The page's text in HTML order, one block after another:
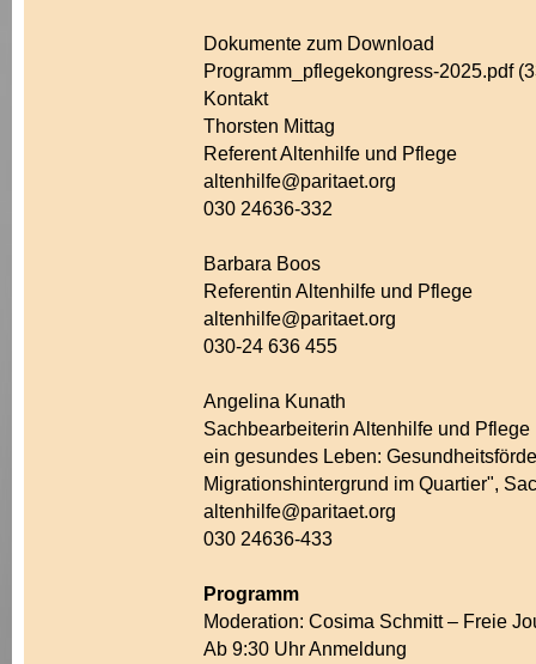
Dokumente zum Download
Programm_pflegekongress-2025.pdf
Kontakt
Thorsten Mittag
Referent Altenhilfe und Pflege
altenhilfe@paritaet.org
030 24636-332
Barbara Boos
Referentin Altenhilfe und Pflege
altenhilfe@paritaet.org
030-24 636 455
Angelina Kunath
Sachbearbeiterin Altenhilfe und
ein gesundes Leben:
Migrationshintergrund im Quartier",
altenhilfe@paritaet.org
030 24636-433
Programm
Moderation: Cosima Schmitt – Freie
Ab 9:30 Uhr Anmeldung